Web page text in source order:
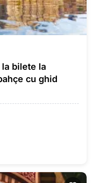
la bilete la
cu ghid